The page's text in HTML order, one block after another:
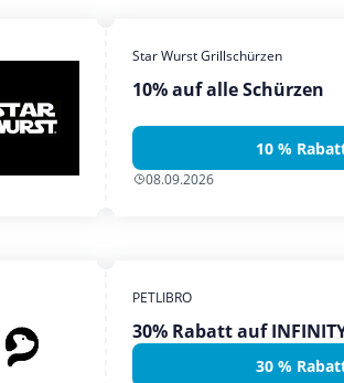
Star Wurst Grillschürzen
10% auf alle Schürzen
10 %
08.09.2026
PETLIBRO
30% Rabatt auf
30 %